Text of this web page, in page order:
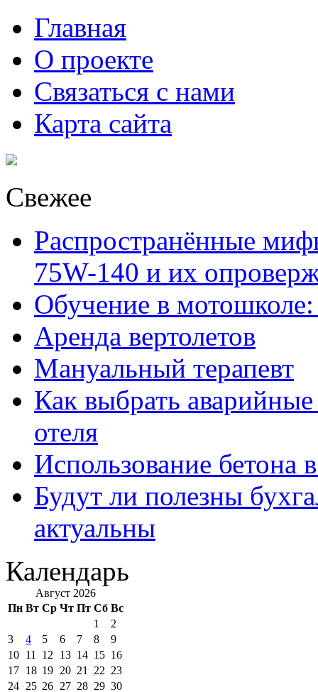
Главная
О проекте
Связаться с нами
Карта сайта
Свежее
Распространённые
75W-140 и их
Обучение в
Аренда вертолетов
Мануальный терапевт
Как выбрать
отеля
Использование бетона
Будут ли полезны
актуальны
Календарь
Август 2026
Пн Вт Ср Чт Пт Сб Вс
1
2
3
4 5 6 7 8
9
10 11 12 13 14 15 16
17 18 19 20 21 22 23
24 25 26 27 28 29 30